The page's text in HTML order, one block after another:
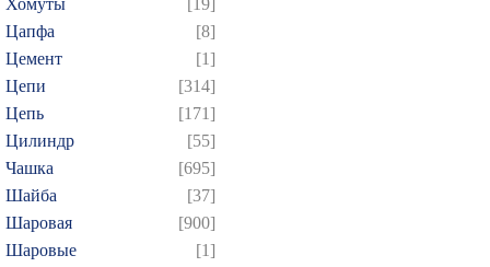
Хомуты
[19]
Цапфа
[8]
Цемент
[1]
Цепи
[314]
Цепь
[171]
Цилиндр
[55]
Чашка
[695]
Шайба
[37]
Шаровая
[900]
Шаровые
[1]